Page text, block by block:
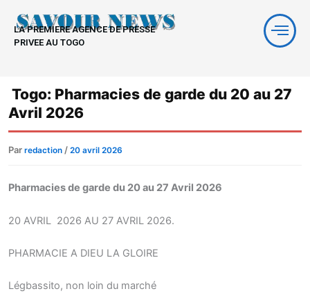
contenu
LA PREMIERE AGENCE DE PRESSE
PRIVEE AU TOGO
Togo: Pharmacies de garde du 20 au 27
Avril 2026
Par redaction / 20 avril 2026
Pharmacies de garde du 20 au 27 Avril 2026
20 AVRIL 2026 AU 27 AVRIL 2026.
PHARMACIE A DIEU LA GLOIRE
Légbassito, non loin du marché